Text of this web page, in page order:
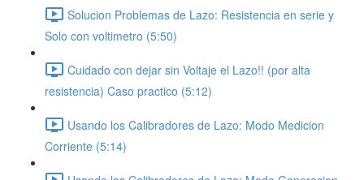
Solucion Problemas de Lazo: Resistencia en serie y
Solo con voltimetro (5:50)
Cuidado con dejar sin Voltaje el Lazo!! (por alta
resistencia) Caso practico (5:12)
Usando los Calibradores de Lazo: Modo Medicion
Corriente (5:14)